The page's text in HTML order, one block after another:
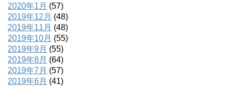
2020年1月 (57)
2019年12月 (48)
2019年11月 (48)
2019年10月 (55)
2019年9月 (55)
2019年8月 (64)
2019年7月 (57)
2019年6月 (41)